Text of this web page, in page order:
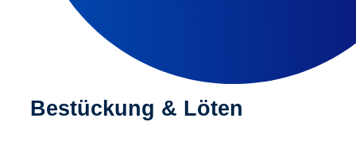
Bestückung & Löten